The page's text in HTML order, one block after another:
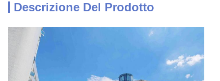
Descrizione Del Prodotto